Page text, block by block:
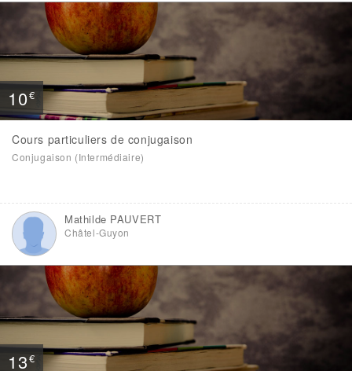
10€
Cours particuliers de conjugaison
Conjugaison (Intermédiaire)
Mathilde PAUVERT
Châtel-Guyon
13€